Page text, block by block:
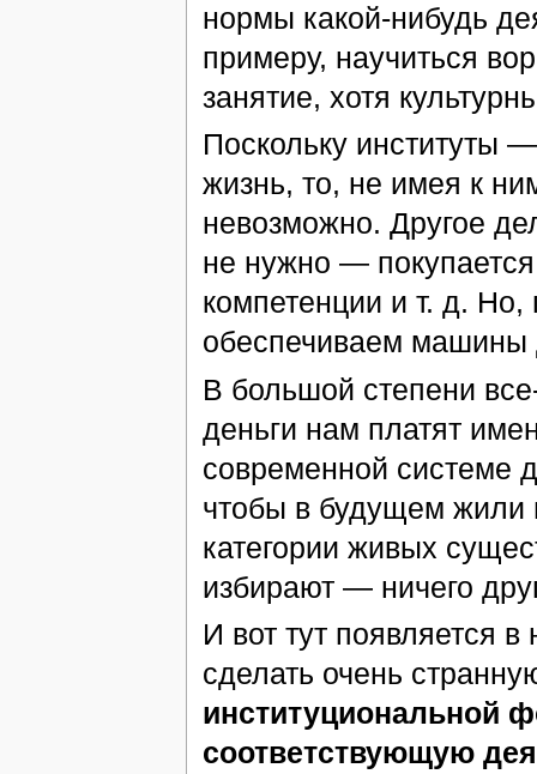
нормы какой-нибудь
примеру, научиться
занятие, хотя
Поскольку институты
жизнь, то, не имея к
невозможно. Другое
не нужно —
компетенции и т. д.
обеспечиваем машины
В большой степени
деньги нам платят
современной системе
чтобы в будущем жили
категории живых
избирают — ничего
И вот тут появляется
сделать очень
институциональной
соответствующую